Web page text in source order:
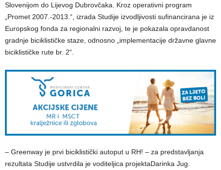
Slovenijom do Lijevog Dubrovčaka. Kroz operativni program
„Promet 2007.-2013.“, izrada Studije izvodljivosti sufinancirana je iz
Europskog fonda za regionalni razvoj, te je pokazala opravdanost
gradnje biciklističke staze, odnosno „implementacije državne glavne
biciklističke rute br. 2“.
– Greenway je prvi biciklistički autoput u RH! – za predstavljanja
rezultata Studije ustvrdila je voditeljica projektaDarinka Jug.